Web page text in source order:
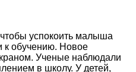
успокоить малыша
к обучению. Новое
Ученые наблюдали
в школу. У детей,